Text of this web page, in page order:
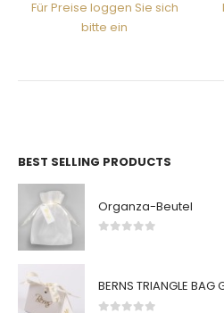
Für Preise loggen Sie sich
bitte ein
BEST SELLING PRODUCTS
Organza-Beutel
BERNS TRIANGLE